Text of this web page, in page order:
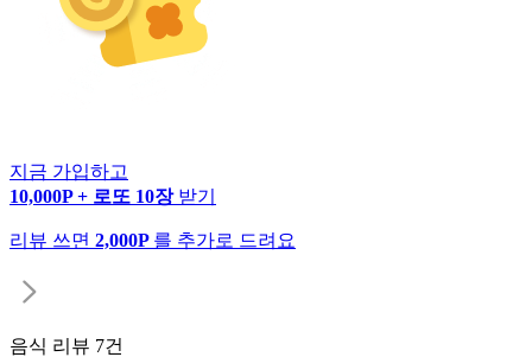
지금 가입하고
10,000P + 로또 10장 받기
리뷰 쓰면 2,000P 를 추가로 드려요
음식 리뷰 7건